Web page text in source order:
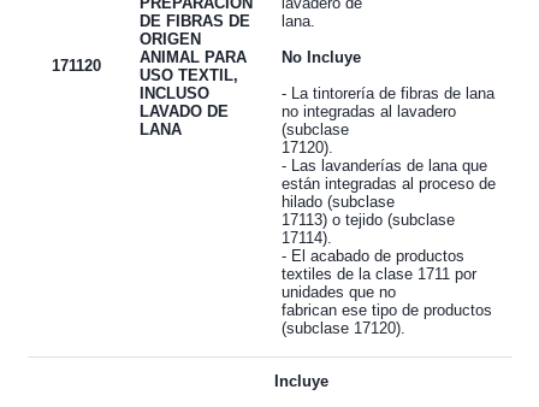
171120
DE FIBRAS DE
ORIGEN
ANIMAL PARA
USO TEXTIL,
INCLUSO
LAVADO DE
LANA
lana.
No Incluye
- La tintorería de fibras de lana
no integradas al lavadero
(subclase
17120).
- Las lavanderías de lana que
están integradas al proceso de
hilado (subclase
17113) o tejido (subclase
17114).
- El acabado de productos
textiles de la clase 1711 por
unidades que no
fabrican ese tipo de productos
(subclase 17120).
Incluye